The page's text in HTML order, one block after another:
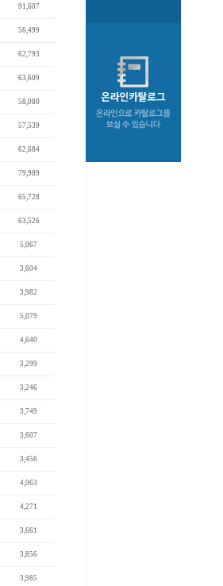
91,607
56,499
62,793
63,609
58,080
57,539
62,684
79,989
65,728
63,526
5,067
3,604
3,982
5,079
4,640
3,299
3,246
3,749
3,607
3,456
4,063
4,271
3,661
3,856
3,985